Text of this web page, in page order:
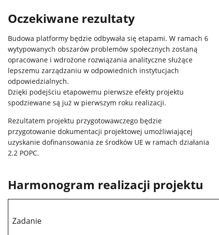
Oczekiwane rezultaty
Budowa platformy będzie odbywała się etapami. W ramach 6
wytypowanych obszarów problemów społecznych zostaną
opracowane i wdrożone rozwiązania analityczne służące
lepszemu zarządzaniu w odpowiednich instytucjach
odpowiedzialnych.
Dzięki podejściu etapowemu pierwsze efekty projektu
spodziewane są już w pierwszym roku realizacji.
Rezultatem projektu przygotowawczego będzie
przygotowanie dokumentacji projektowej umożliwiającej
uzyskanie dofinansowania ze środków UE w ramach działania
2.2 POPC.
Harmonogram realizacji projektu
Zadanie